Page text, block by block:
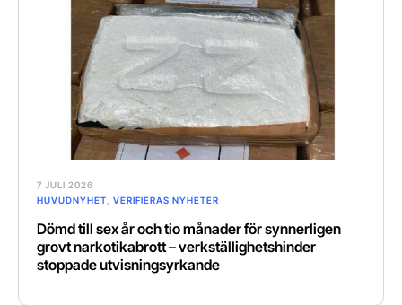
7 JULI 2026
HUVUDNYHET, VERIFIERAS NYHETER
Dömd till sex år och tio månader för synnerligen
grovt narkotikabrott – verkställighetshinder
stoppade utvisningsyrkande